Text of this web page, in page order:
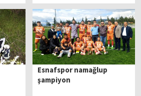
Esnafspor namağlup
şampiyon